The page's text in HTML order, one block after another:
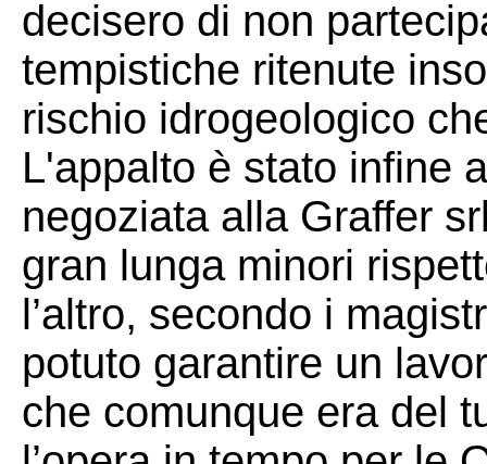
decisero di non
tempistiche ritenute
rischio idrogeologico
L'appalto è stato infine
negoziata alla Graffer
gran lunga minori
l’altro, secondo i
potuto garantire un
che comunque era del